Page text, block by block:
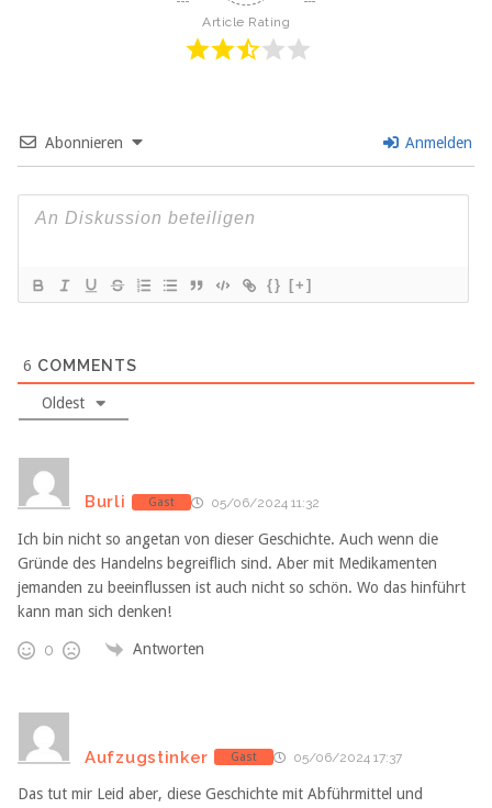
Article Rating
Abonnieren Anmelden
{} [+]
6 COMMENTS
Oldest
Burli Gast 05/06/2024 11:32
Ich bin nicht so angetan von dieser Geschichte. Auch wenn die
Gründe des Handelns begreiflich sind. Aber mit Medikamenten
jemanden zu beeinflussen ist auch nicht so schön. Wo das hinführt
kann man sich denken!
0 Antworten
Aufzugstinker Gast 05/06/2024 17:37
Das tut mir Leid aber, diese Geschichte mit Abführmittel und